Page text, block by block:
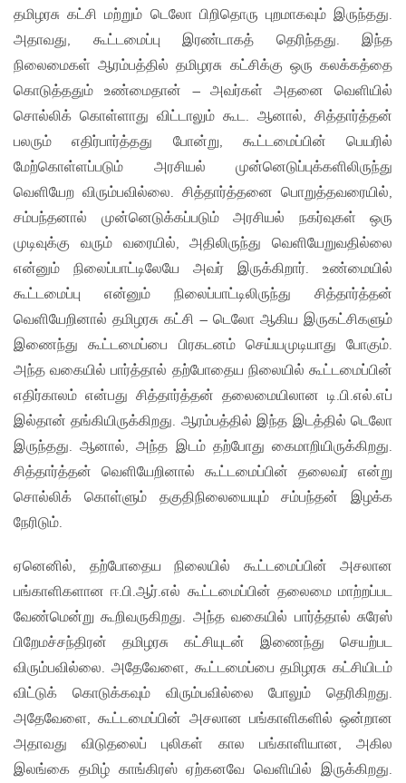
தமிழரசு கட்சி மற்றும் டெலோ பிறிதொரு புறமாகவும் இருந்தது.
அதாவது, கூட்டமைப்பு இரண்டாகத் தெரிந்தது. இந்த
நிலைமைகள் ஆரம்பத்தில் தமிழரசு கட்சிக்கு ஒரு கலக்கத்தை
கொடுத்ததும் உண்மைதான் – அவர்கள் அதனை வெளியில்
சொல்லிக் கொள்ளாது விட்டாலும் கூட. ஆனால், சித்தார்த்தன்
பலரும் எதிர்பார்த்தது போன்று, கூட்டமைப்பின் பெயரில்
மேற்கொள்ளப்படும் அரசியல் முன்னெடுப்புக்களிலிருந்து
வெளியேற விரும்பவில்லை. சித்தார்த்தனை பொறுத்தவரையில்,
சம்பந்தனால் முன்னெடுக்கப்படும் அரசியல் நகர்வுகள் ஒரு
முடிவுக்கு வரும் வரையில், அதிலிருந்து வெளியேறுவதில்லை
என்னும் நிலைப்பாட்டிலேயே அவர் இருக்கிறார். உண்மையில்
கூட்டமைப்பு என்னும் நிலைப்பாட்டிலிருந்து சித்தார்த்தன்
வெளியேறினால் தமிழரசு கட்சி – டெலோ ஆகிய இருகட்சிகளும்
இணைந்து கூட்டமைப்பை பிரகடனம் செய்யமுடியாது போகும்.
அந்த வகையில் பார்த்தால் தற்போதைய நிலையில் கூட்டமைப்பின்
எதிர்காலம் என்பது சித்தார்த்தன் தலைமையிலான டி.பி.எல்.எப்
இல்தான் தங்கியிருக்கிறது. ஆரம்பத்தில் இந்த இடத்தில் டெலோ
இருந்தது. ஆனால், அந்த இடம் தற்போது கைமாறியிருக்கிறது.
சித்தார்த்தன் வெளியேறினால் கூட்டமைப்பின் தலைவர் என்று
சொல்லிக் கொள்ளும் தகுதிநிலையையும் சம்பந்தன் இழக்க
நேரிடும்.
ஏனெனில், தற்போதைய நிலையில் கூட்டமைப்பின் அசலான
பங்காளிகளான ஈ.பி.ஆர்.எல் கூட்டமைப்பின் தலைமை மாற்றப்பட
வேண்மென்று கூறிவருகிறது. அந்த வகையில் பார்த்தால் சுரேஸ்
பிறேமச்சந்திரன் தமிழரசு கட்சியுடன் இணைந்து செயற்பட
விரும்பவில்லை. அதேவேளை, கூட்டமைப்பை தமிழரசு கட்சியிடம்
விட்டுக் கொடுக்கவும் விரும்பவில்லை போலும் தெரிகிறது.
அதேவேளை, கூட்டமைப்பின் அசலான பங்காளிகளில் ஒன்றான
அதாவது விடுதலைப் புலிகள் கால பங்காளியான, அகில
இலங்கை தமிழ் காங்கிரஸ் ஏற்கனவே வெளியில் இருக்கிறது.